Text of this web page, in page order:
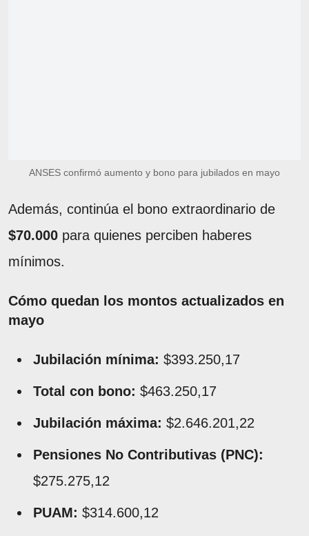
ANSES confirmó aumento y bono para jubilados en mayo
Además, continúa el bono extraordinario de
$70.000 para quienes perciben haberes
mínimos.
Cómo quedan los montos actualizados en
mayo
Jubilación mínima: $393.250,17
Total con bono: $463.250,17
Jubilación máxima: $2.646.201,22
Pensiones No Contributivas (PNC):
$275.275,12
PUAM: $314.600,12